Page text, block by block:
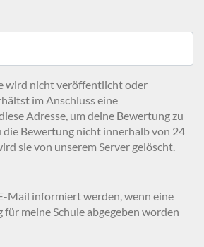
wird nicht veröffentlicht oder
im Anschluss eine
Adresse, um deine Bewertung zu
Bewertung nicht innerhalb von 24
sie von unserem Server gelöscht.
Mail informiert werden, wenn eine
für meine Schule abgegeben worden